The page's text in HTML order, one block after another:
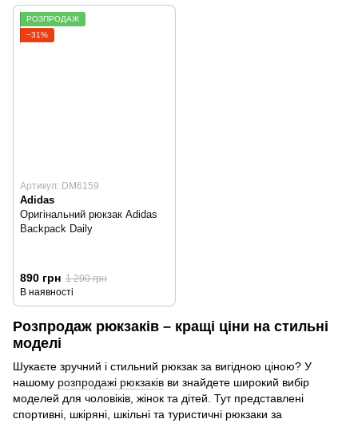
РОЗПРОДАЖ
−31%
Артикул: DM6159
Adidas
Оригінальний рюкзак Adidas
Backpack Daily
890 грн 1 290 грн
В наявності
Розпродаж рюкзаків – кращі ціни на стильні
моделі
Шукаєте зручний і стильний рюкзак за вигідною ціною? У
нашому розпродажі рюкзаків ви знайдете широкий вибір
моделей для чоловіків, жінок та дітей. Тут представлені
спортивні, шкіряні, шкільні та туристичні рюкзаки за